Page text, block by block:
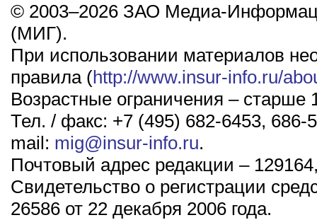
© 2003–2026 ЗАО Медиа-
(МИГ).
При использовании материалов
правила (http://www.insur-info.ru/
Возрастные ограничения – старше
Тел. / факс: +7 (495) 682-6453, 686-
mail: mig@insur-info.ru.
Почтовый адрес редакции –
Свидетельство о регистрации
26586 от 22 декабря 2006 года.